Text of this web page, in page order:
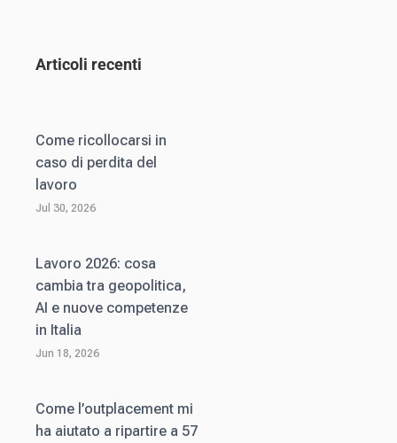
Articoli recenti
Come ricollocarsi in
caso di perdita del
lavoro
Jul 30, 2026
Lavoro 2026: cosa
cambia tra geopolitica,
AI e nuove competenze
in Italia
Jun 18, 2026
Come l’outplacement mi
ha aiutato a ripartire a 57